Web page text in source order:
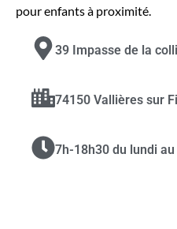
pour enfants à proximité.
39 Impasse de la
74150 Vallières sur
7h-18h30 du lundi